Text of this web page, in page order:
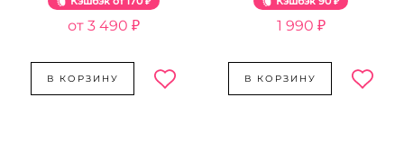
3 490 ₽
В КОРЗИНУ
1 990 ₽
В КОРЗИНУ